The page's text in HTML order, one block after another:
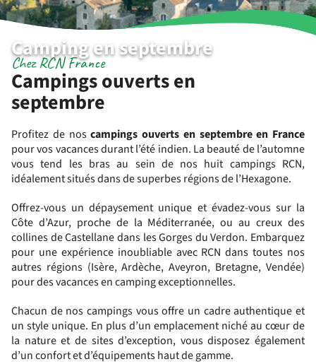
Camping en septembre
Campings ouverts en
septembre
Chez RCN France
Profitez de noscampings ouverts en septembre en France
pour vos vacances durant l’été indien. La beauté de l’automne
vous tend les bras au sein de nos huit campings RCN,
idéalement situés dans de superbes régions de l’Hexagone.
Offrez-vous un dépaysement unique et évadez-vous sur la
Côte d’Azur, proche de la Méditerranée, ou au creux des
collines de Castellane dans les Gorges du Verdon. Embarquez
pour une expérience inoubliable avec RCN dans toutes nos
autres régions (Isère, Ardèche, Aveyron, Bretagne, Vendée)
pour des vacances en camping exceptionnelles.
Chacun de nos campings vous offre un cadre authentique et
un style unique. En plus d’un emplacement niché au cœur de
la nature et de sites d’exception, vous disposez également
d’un confort et d’équipements haut de gamme.